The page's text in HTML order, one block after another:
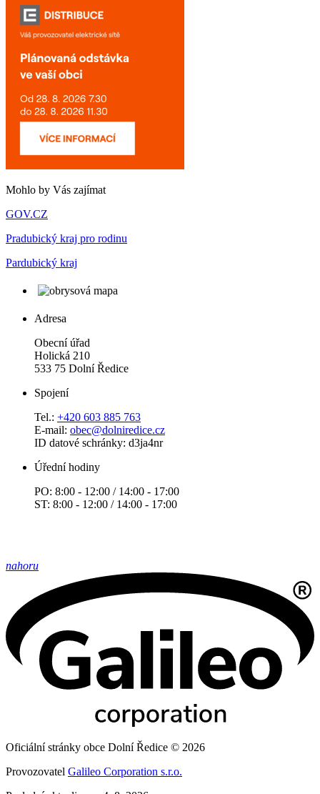
Mohlo by Vás zajímat
GOV.CZ
Pradubický kraj pro rodinu
Pardubický kraj
Adresa
Obecní úřad
Holická 210
533 75 Dolní Ředice
Spojení
Tel.: +420 603 885 763
E-mail: obec@dolniredice.cz
ID datové schránky: d3ja4nr
Úřední hodiny
PO: 8:00 - 12:00 / 14:00 - 17:00
ST: 8:00 - 12:00 / 14:00 - 17:00
nahoru
Oficiální stránky obce Dolní Ředice © 2026
Provozovatel Galileo Corporation s.r.o.